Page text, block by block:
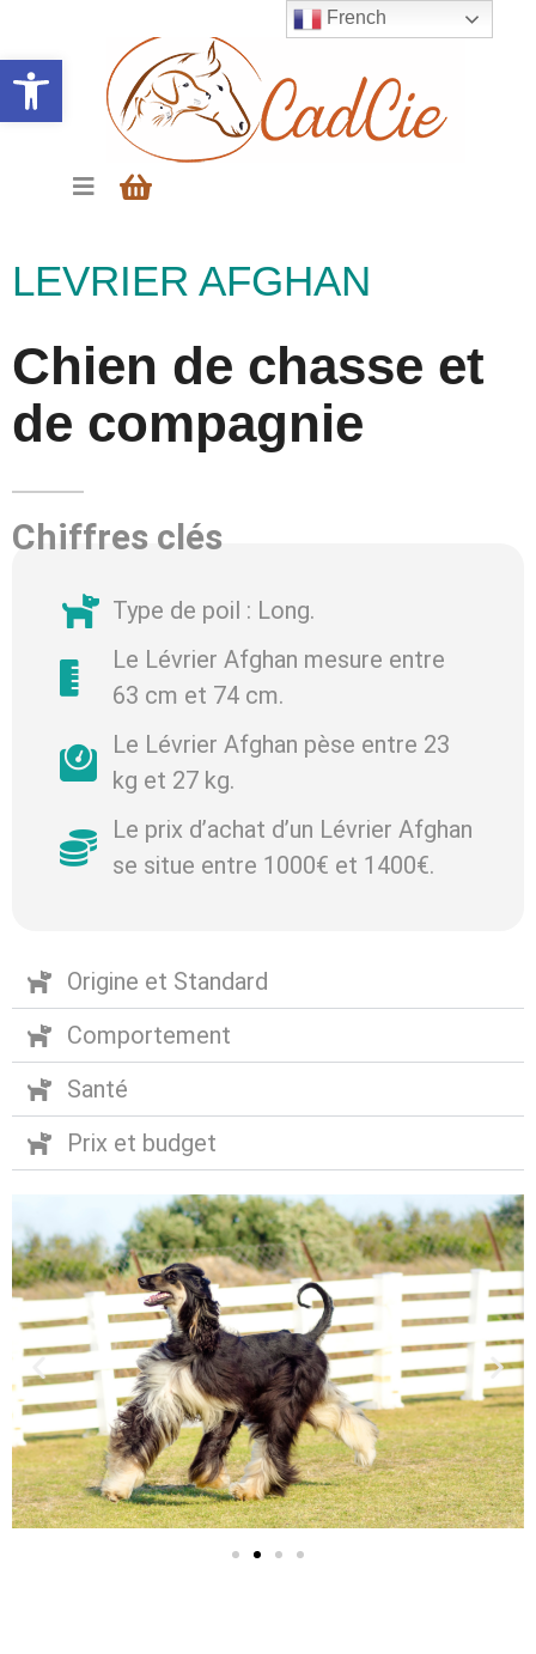
Ouvrir la barre d’outils
LEVRIER AFGHAN
Chien de chasse et
de compagnie
Chiffres clés
Type de poil : Long.
Le Lévrier Afghan mesure entre
63 cm et 74 cm.
Le Lévrier Afghan pèse entre 23
kg et 27 kg.
Le prix d’achat d’un Lévrier Afghan
se situe entre 1000€ et 1400€.
Origine et Standard
Comportement
Santé
Prix et budget
French